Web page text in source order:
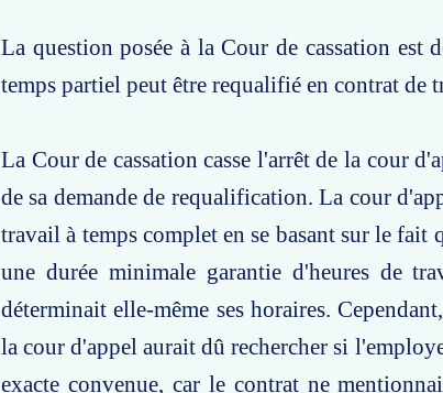
La question posée à la Cour de cassation est
temps partiel peut être requalifié en contrat de
La Cour de cassation casse l'arrêt de la cour
de sa demande de requalification. La cour
travail à temps complet en se basant sur le
une durée minimale garantie d'heures de
déterminait elle-même ses horaires.
la cour d'appel aurait dû rechercher si
exacte convenue, car le contrat ne